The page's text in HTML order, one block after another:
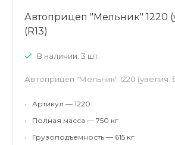
Автоприцеп "Мельник" 1220
(R13)
В наличии: 3 шт.
Автоприцеп "Мельник" 1220 (увелич.
•
Артикул — 1220
•
Полная масса — 750 кг
•
Грузоподъемность — 615 кг